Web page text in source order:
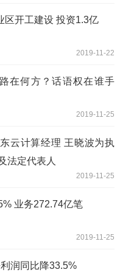
区开工建设 投资1.3亿
2019-11-22
在何方？话语权在谁手
2019-11-25
云计算经理 王晓波为执
法定代表人
2019-11-25
业务272.74亿笔
2019-11-25
润同比降33.5%